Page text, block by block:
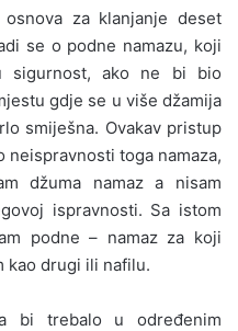
osnova za klanjanje deset
se o podne namazu, koji
sigurnost, ako ne bi bio
gdje se u više džamija
smiješna. Ovakav pristup
neispravnosti toga namaza,
džuma namaz a nisam
ispravnosti. Sa istom
podne – namaz za koji
kao drugi ili nafilu.
trebalo u određenim